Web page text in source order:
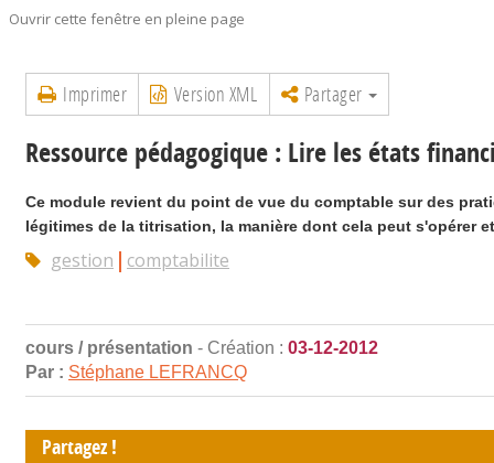
Ouvrir cette fenêtre en pleine page
Imprimer Version XML Partager
Ressource pédagogique : Lire les états
Ce module revient du point de vue du comptable sur des
légitimes de la titrisation, la manière dont cela peut s'opérer
gestion comptabilite
cours / présentation - Création : 03-12-2012
Par : Stéphane LEFRANCQ
Partagez !